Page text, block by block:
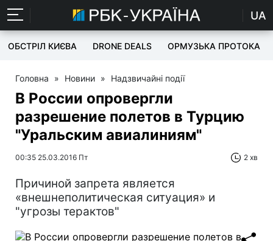
UA
ОБСТРІЛ КИЄВА DRONE DEALS ОРМУЗЬКА ПРОТОКА
Головна » Новини » Надзвичайні події
В России опровергли
разрешение полетов в Турцию
"Уральским авиалиниям"
00:35 25.03.2016 Пт 2 хв
Причиной запрета является
«внешнеполитическая ситуация» и
"угрозы терактов"